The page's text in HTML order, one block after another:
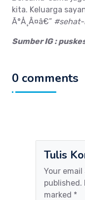
kita. Keluarga
Ã°Å¸Â¤â€”
Sumber IG :
0 comments
Tulis
Your
published.
marked *